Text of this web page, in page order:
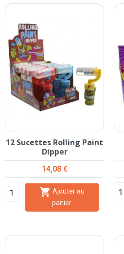
12 Sucettes Rolling Paint
Dipper
Prix
14,08 €

panier